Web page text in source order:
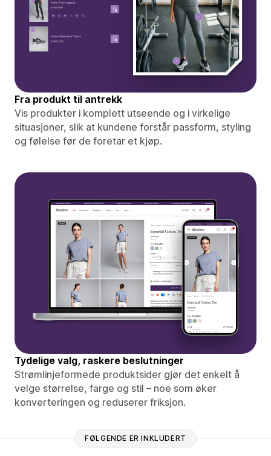
Fra produkt til antrekk
Vis produkter i komplett utseende og i virkelige
situasjoner, slik at kundene forstår passform, styling
og følelse før de foretar et kjøp.
Tydelige valg, raskere beslutninger
Strømlinjeformede produktsider gjør det enkelt å
velge størrelse, farge og stil – noe som øker
konverteringen og reduserer friksjon.
FØLGENDE ER INKLUDERT